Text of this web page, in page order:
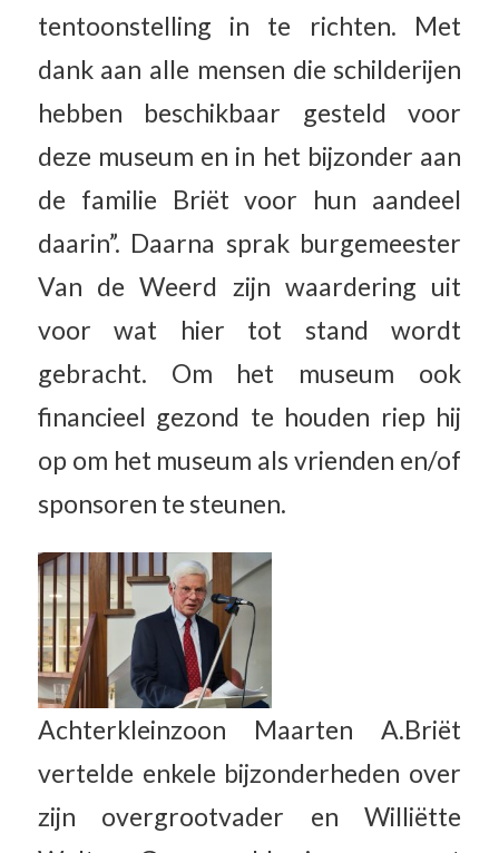
tentoonstelling in te richten. Met
dank aan alle mensen die schilderijen
hebben beschikbaar gesteld voor
deze museum en in het bijzonder aan
de familie Briët voor hun aandeel
daarin”. Daarna sprak burgemeester
Van de Weerd zijn waardering uit
voor wat hier tot stand wordt
gebracht. Om het museum ook
financieel gezond te houden riep hij
op om het museum als vrienden en/of
sponsoren te steunen.
Achterkleinzoon Maarten A.Briët
vertelde enkele bijzonderheden over
zijn overgrootvader en Williëtte